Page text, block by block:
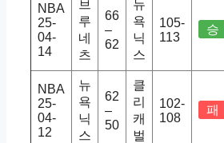
NBA
25-
04-
14
브
루
네
츠
66
–
62
뉴
욕
닉
스
105-
113
승
NBA
25-
04-
12
뉴
욕
닉
스
62
–
50
클
리
캐
벌
102-
108
패